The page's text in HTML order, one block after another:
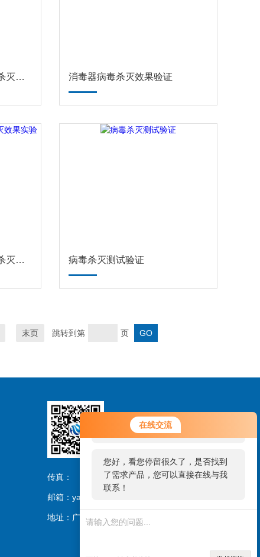
在线交流
您好！欢迎前来咨询，很高兴为您
服务，请问您要咨询什么问题呢？
您好，看您停留很久了，是否找到
了需求产品，您可以直接在线与我
联系！
广东车载空气净化器病毒杀灭效果实验 消毒器病毒杀灭效果验证
华微检测空气消毒机病毒杀灭效果实验 病毒杀灭测试验证
末页 跳转到第 页
扫码关注
传真：
邮箱：yangch@gimgc.com
地址：广东省广州市黄埔区科学城尖塔山路1号